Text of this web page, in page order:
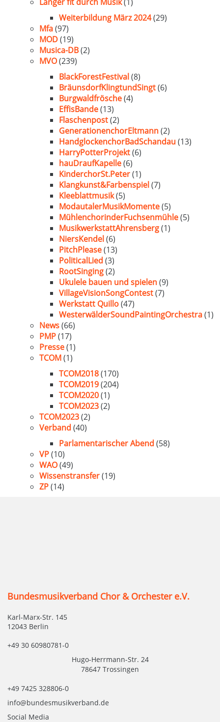
Weiterbildung März 2024(29)
Mfa(97)
MOD(19)
Musica-DB(2)
MVO(239)
BlackForestFestival(8)
BräunsdorfKlingtundSingt(6)
Burgwaldfrösche(4)
EffisBande(13)
Flaschenpost(2)
GenerationenchorEltmann(2)
HandglockenchorBadSchandau(13)
HarryPotterProjekt(6)
hauDraufKapelle(6)
KinderchorSt.Peter(1)
Klangkunst&Farbenspiel(7)
Kleeblattmusik(5)
ModautalerMusikMomente(5)
MühlenchorinderFuchsenmühle(5)
MusikwerkstattAhrensberg(1)
NiersKendel(6)
PitchPlease(13)
PoliticalLied (3)
RootSinging(2)
Ukulele bauen und spielen(9)
VillageVisionSongContest(7)
Werkstatt Quillo(47)
WesterwälderSoundPaintingOrchestra(1)
News(66)
PMP(17)
Presse(1)
TCOM(1)
TCOM2018(170)
TCOM2019(204)
TCOM2020(1)
TCOM2023(2)
TCOM2023(2)
Verband (40)
Parlamentarischer Abend (58)
VP(10)
WAO(49)
Wissenstransfer(19)
ZP(14)
Bundesmusikverband Chor & Orchester e.V.
Karl-Marx-Str. 145
12043 Berlin
+49 30 60980781-0
Hugo-Herrmann-Str. 24
78647 Trossingen
+49 7425 328806-0
info@bundesmusikverband.de
Social Media